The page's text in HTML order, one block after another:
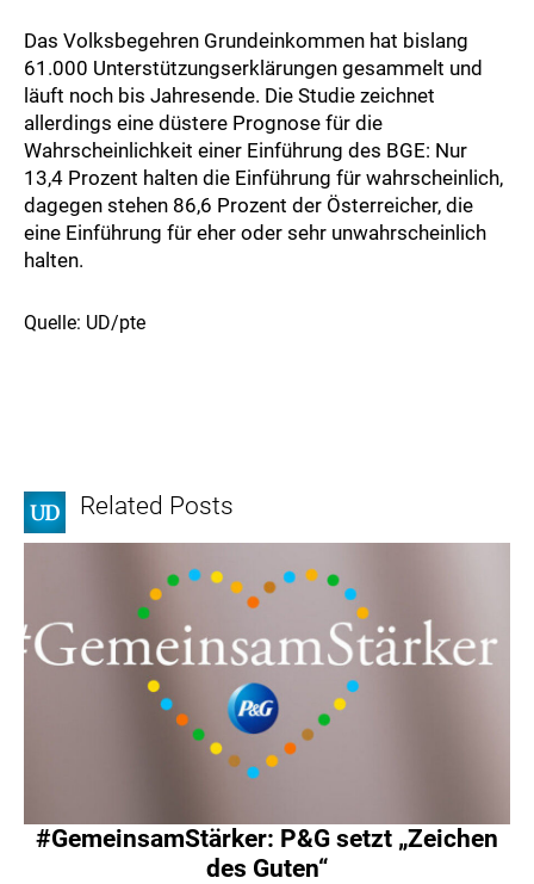
Das Volksbegehren Grundeinkommen hat bislang
61.000 Unterstützungserklärungen gesammelt und
läuft noch bis Jahresende. Die Studie zeichnet
allerdings eine düstere Prognose für die
Wahrscheinlichkeit einer Einführung des BGE: Nur
13,4 Prozent halten die Einführung für wahrscheinlich,
dagegen stehen 86,6 Prozent der Österreicher, die
eine Einführung für eher oder sehr unwahrscheinlich
halten.
Quelle: UD/pte
Related Posts
#GemeinsamStärker: P&G setzt „Zeichen
des Guten“